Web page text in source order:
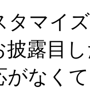
タマイ
披露目
がなく